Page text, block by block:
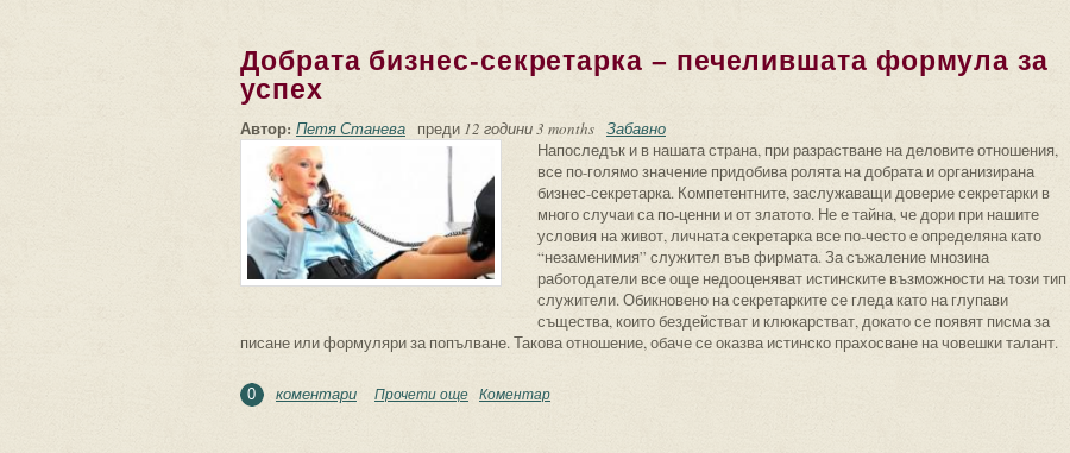
Добрата бизнес-секретарка – печелившата формула за
успех
Автор: Петя Станева преди 12 години 3 months Забавно
Напоследък и в нашата страна, при разрастване на деловите отношения,
все по-голямо значение придобива ролята на добрата и организирана
бизнес-секретарка. Компетентните, заслужаващи доверие секретарки в
много случаи са по-ценни и от златото. Не е тайна, че дори при нашите
условия на живот, личната секретарка все по-често е определяна като
“незаменимия” служител във фирмата. За съжаление мнозина
работодатели все още недооценяват истинските възможности на този тип
служители. Обикновено на секретарките се гледа като на глупави
същества, които бездействат и клюкарстват, докато се появят писма за
писане или формуляри за попълване. Такова отношение, обаче се оказва истинско прахосване на човешки талант.
0 коментари Прочети още about Добрата бизнес-секретарка – печелившата формула за успех
Коментар